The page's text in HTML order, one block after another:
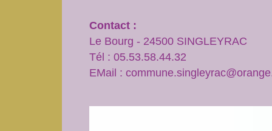
Contact :
Le Bourg - 24500 SINGLEYRAC
Tél : 05.53.58.44.32
EMail :